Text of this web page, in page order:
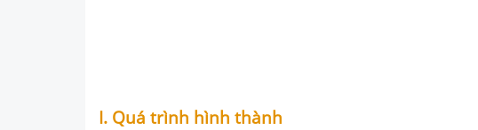
I. Quá trình hình thành